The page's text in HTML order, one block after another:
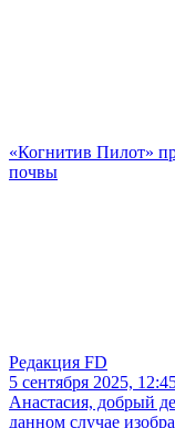
«Когнитив Пилот»
почвы
Редакция FD
5 сентября 2025,
Анастасия, добрый
данном случае